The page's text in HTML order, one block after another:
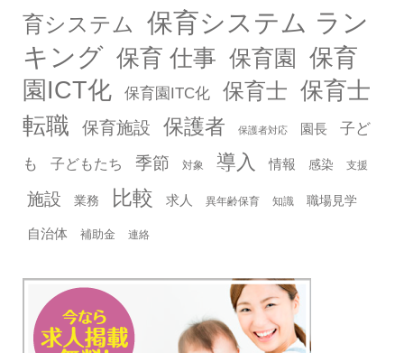
育システム
保育システム ラン
キング 保育 仕事 保育園 保育
園ICT化
保育園ITC化 保育士 保育士
転職
保育施設 保護者 保護者対応 園長
子ど
も
子どもたち 季節 対象 導入 情報 感染 支援
施設 業務 比較 求人 異年齢保育 知識 職場見学
自治体 補助金 連絡